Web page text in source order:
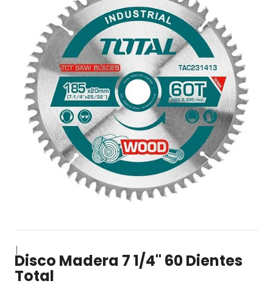
|
Disco Madera 7 1/4" 60 Dientes
Total